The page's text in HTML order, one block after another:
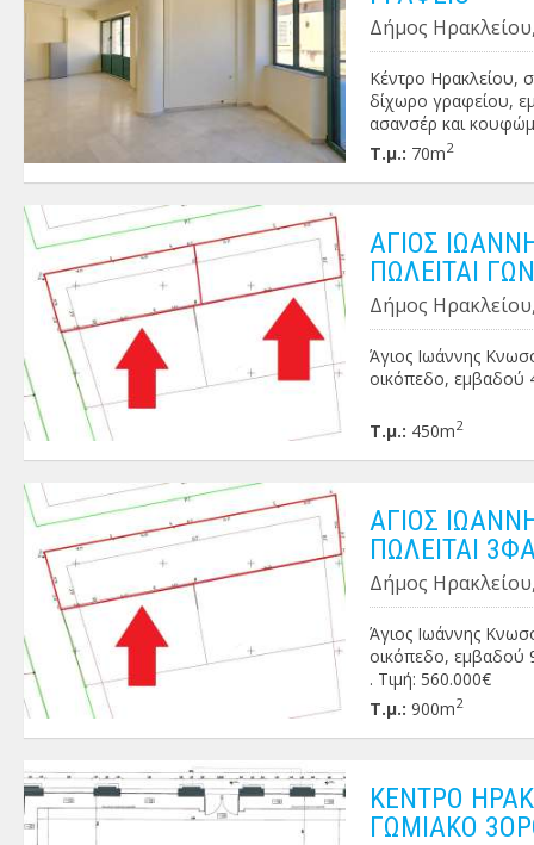
γηροκομείο κλπ.) .
Δήμος
Κέντρο Ηρακλείου,
δίχωρο γραφείου,
ασανσέρ και
επαγγελματική
Μίσθωμα: 800€
Τ.μ.: 70m2
ΑΓΙΟΣ
ΠΩΛΕΙΤΑΙ
Δήμος
Άγιος Ιωάννης
οικόπεδο, εμβαδού
Τ.μ.: 450m2
ΑΓΙΟΣ
ΠΩΛΕΙΤΑΙ
Δήμος
Άγιος Ιωάννης
οικόπεδο, εμβαδού
. Τιμή: 560.000€
Τ.μ.: 900m2
ΚΕΝΤΡΟ
ΓΩΜΙΑΚΟ